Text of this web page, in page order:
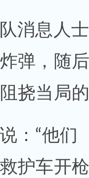
消息人
弹，随
挠当局
：“他们
护车开